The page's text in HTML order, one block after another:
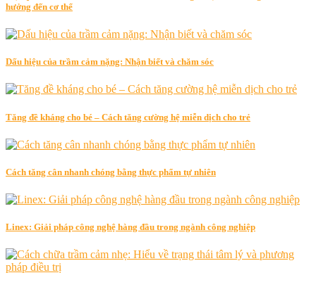
hưởng đến cơ thể
Dấu hiệu của trầm cảm nặng: Nhận biết và chăm sóc
Tăng đề kháng cho bé – Cách tăng cường hệ miễn dịch cho trẻ
Cách tăng cân nhanh chóng bằng thực phẩm tự nhiên
Linex: Giải pháp công nghệ hàng đầu trong ngành công nghiệp